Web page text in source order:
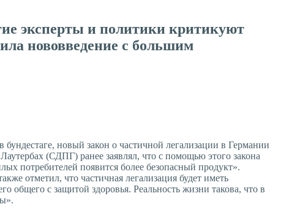
эксперты и политики критикуют
нововведение с большим
новый закон о частичной легализации в Германии
(СДПГ) ранее заявлял, что с помощью этого закона
потребителей появится более безопасный продукт».
отметил, что частичная легализация будет иметь
с защитой здоровья. Реальность жизни такова, что в